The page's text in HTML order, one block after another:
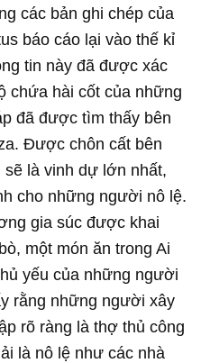
các bản ghi chép của
báo cáo lại vào thế kỉ
tin này đã được xác
chứa hài cốt của những
đã được tìm thấy bên
Được chôn cất bên
sẽ là vinh dự lớn nhất,
cho những người nô lệ.
gia súc được khai
một món ăn trong Ai
yếu của những người
rằng những người xây
rõ ràng là thợ thủ công
là nô lệ như các nhà